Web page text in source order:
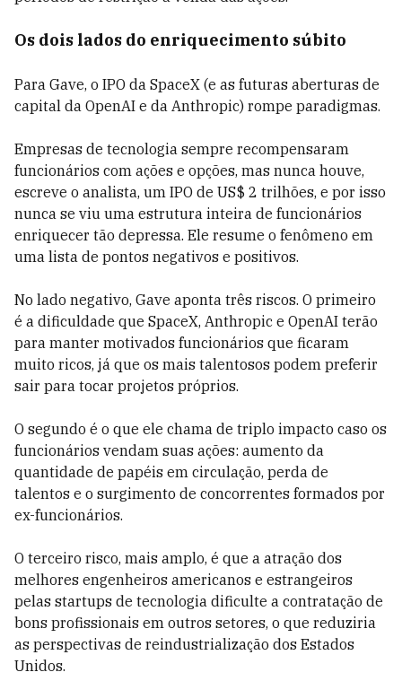
Os dois lados do enriquecimento súbito
Para Gave, o IPO da SpaceX (e as futuras aberturas de
capital da OpenAI e da Anthropic) rompe paradigmas.
Empresas de tecnologia sempre recompensaram
funcionários com ações e opções, mas nunca houve,
escreve o analista, um IPO de US$ 2 trilhões, e por isso
nunca se viu uma estrutura inteira de funcionários
enriquecer tão depressa. Ele resume o fenômeno em
uma lista de pontos negativos e positivos.
No lado negativo, Gave aponta três riscos. O primeiro
é a dificuldade que SpaceX, Anthropic e OpenAI terão
para manter motivados funcionários que ficaram
muito ricos, já que os mais talentosos podem preferir
sair para tocar projetos próprios.
O segundo é o que ele chama de triplo impacto caso os
funcionários vendam suas ações: aumento da
quantidade de papéis em circulação, perda de
talentos e o surgimento de concorrentes formados por
ex-funcionários.
O terceiro risco, mais amplo, é que a atração dos
melhores engenheiros americanos e estrangeiros
pelas startups de tecnologia dificulte a contratação de
bons profissionais em outros setores, o que reduziria
as perspectivas de reindustrialização dos Estados
Unidos.